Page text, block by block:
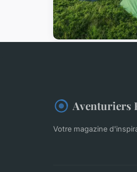
Aventuriers
Votre magazine